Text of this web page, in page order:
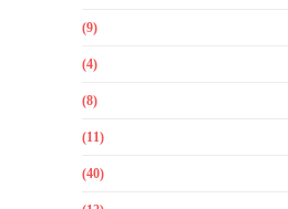
(9)
(4)
(8)
(11)
(40)